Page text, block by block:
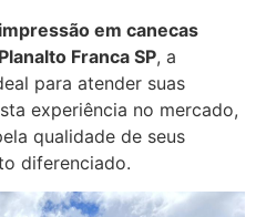
impressão em canecas
Franca SP, a
para atender suas
experiência no mercado,
qualidade de seus
diferenciado.